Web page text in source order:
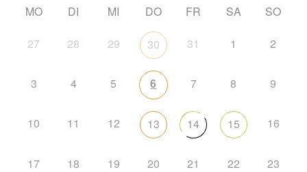
MO DI MI DO FR SA SO
27 28 29 30 31 1 2
3 4 5 6 7 8 9
10 11 12 13 14 15 16
17 18 19 20 21 22 23